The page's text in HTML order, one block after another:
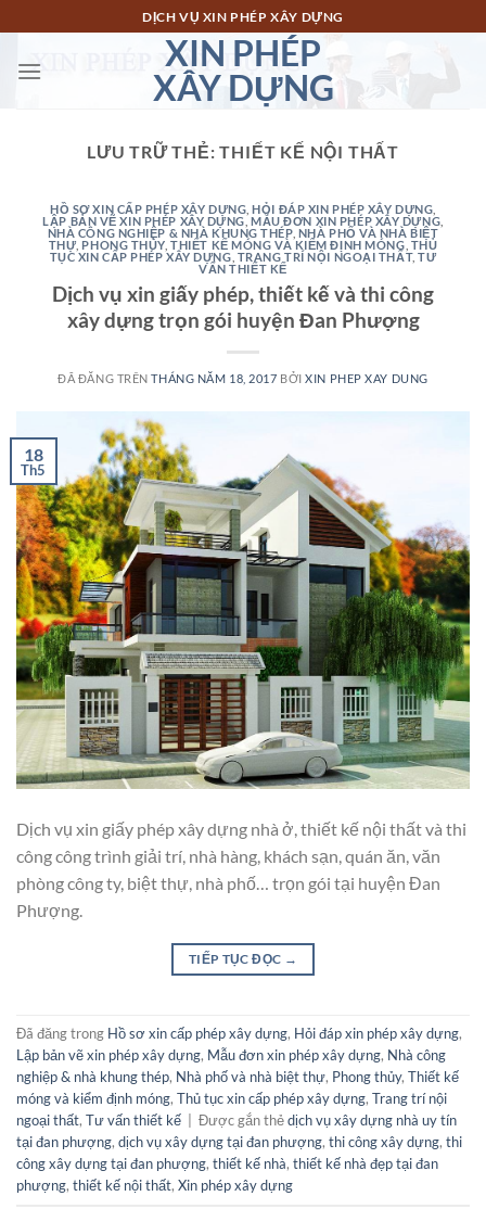
đến
nội
DỊCH VỤ XIN PHÉP XÂY DỰNG
XIN PHÉP
XÂY DỰNG
LƯU TRỮ THẺ:THIẾT KẾ NỘI THẤT
HỒ SƠ XIN CẤP PHÉP XÂY DỰNG ,HỎI ĐÁP XIN PHÉP XÂY DỰNG
LẬP BẢN VẼ XIN PHÉP XÂY DỰNG,MẪU ĐƠN XIN PHÉP XÂY DỰNG
NHÀ CÔNG NGHIỆP & NHÀ KHUNG THÉP, NHÀ PHỐ VÀ NHÀ BIỆT
THỰ PHONG THỦY ,THIẾT KẾ MÓNG VÀ KIỂM ĐỊNH MÓNG THỦ
TỤC XIN CẤP PHÉP XÂY DỰNG TRANG TRÍ NỘI NGOẠI THẤT,TƯ
VẤN THIẾT KẾ
Dịch vụ xin giấy phép, thiết kế và thi công
xây dựng trọn gói huyện Đan Phượng
ĐÃ ĐĂNG TRÊNTHÁNG NĂM 18, 2017 BỞIXIN PHEP XAY DUNG
18
Th5
Dịch vụ xin giấy phép xây dựng nhà ở, thiết kế nội thất và thi
công công trình giải trí, nhà hàng, khách sạn, quán ăn, văn
phòng công ty, biệt thự, nhà phố… trọn gói tại huyện Đan
Phượng.
TIẾP TỤC ĐỌC →
Đã đăng trong Hồ sơ xin cấp phép xây dựng, Hỏi đáp xin phép xây dựng,
Lập bản vẽ xin phép xây dựng, Mẫu đơn xin phép xây dựng, Nhà công
nghiệp & nhà khung thép, Nhà phố và nhà biệt thự, Phong thủy, Thiết kế
móng và kiểm định móng, Thủ tục xin cấp phép xây dựng, Trang trí nội
ngoại thất, Tư vấn thiết kế Được gắn thẻdịch vụ xây dựng nhà uy tín
tại đan phượng, dịch vụ xây dựng tại đan phượng, thi công xây dựng, thi
công xây dựng tại đan phượng, thiết kế nhà, thiết kế nhà đẹp tại đan
phượng, thiết kế nội thất, Xin phép xây dựng